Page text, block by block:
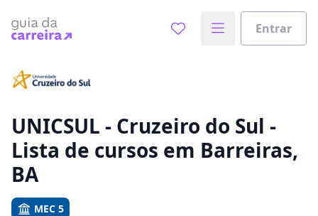
Entrar
Vamos te guiar no caminho ideal para seus estudos
UNICSUL - Cruzeiro do Sul -
Lista de cursos em Barreiras,
BA
MEC 5